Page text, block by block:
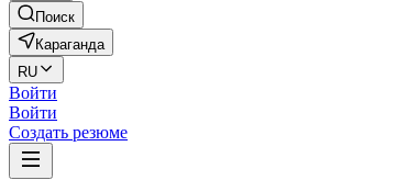
Поиск
Караганда
RU
Войти
Войти
Создать резюме